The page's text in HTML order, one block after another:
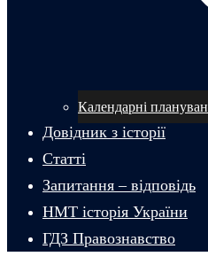
Календарні
Довідник з історії
Статті
Запитання – відповідь
НМТ історія України
ГДЗ Правознавство